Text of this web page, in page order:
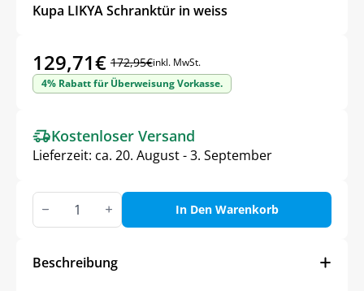
Kupa LIKYA Schranktür in weiss
172,95€
Ursprünglicher
Preis
172,95€
129,71€
Aktueller
Preis
129,71€.
inkl. MwSt.
4% Rabatt für Überweisung Vorkasse.
Kostenloser Versand
Lieferzeit: ca. 20. August - 3. September
Kupa
LIKYA
Schranktür
Menge
In Den Warenkorb
Beschreibung